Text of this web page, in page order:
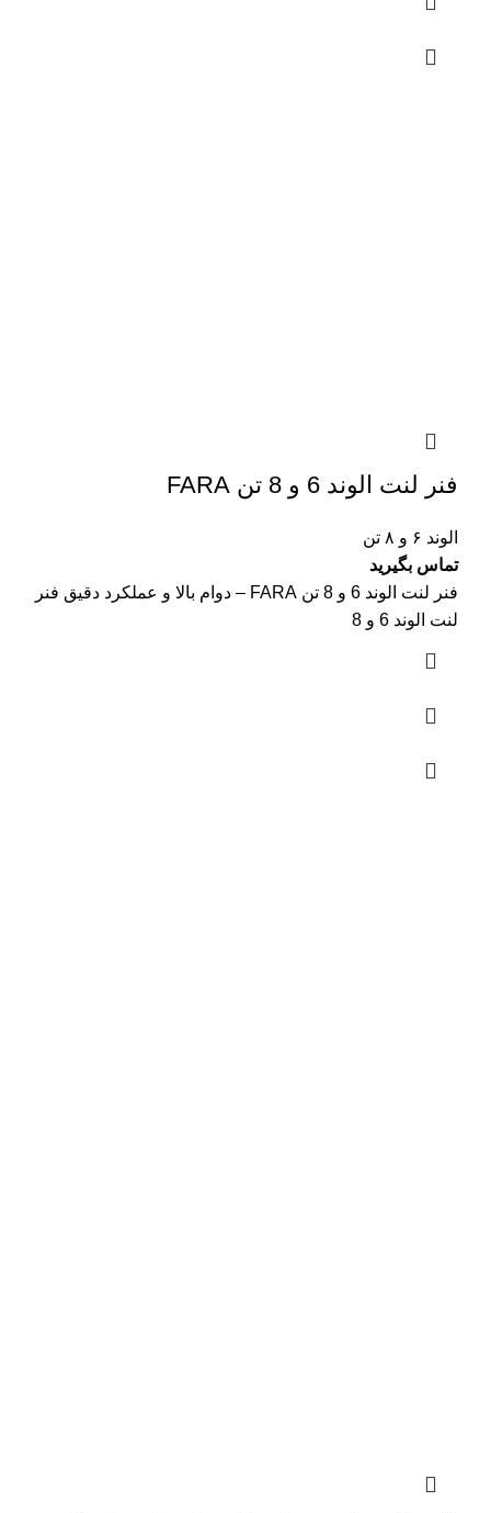
فنر لنت الوند 6 و 8 تن FARA
الوند ۶ و ۸ تن
تماس بگیرید
فنر لنت الوند 6 و 8 تن FARA – دوام بالا و عملکرد دقیق فنر
لنت الوند 6 و 8